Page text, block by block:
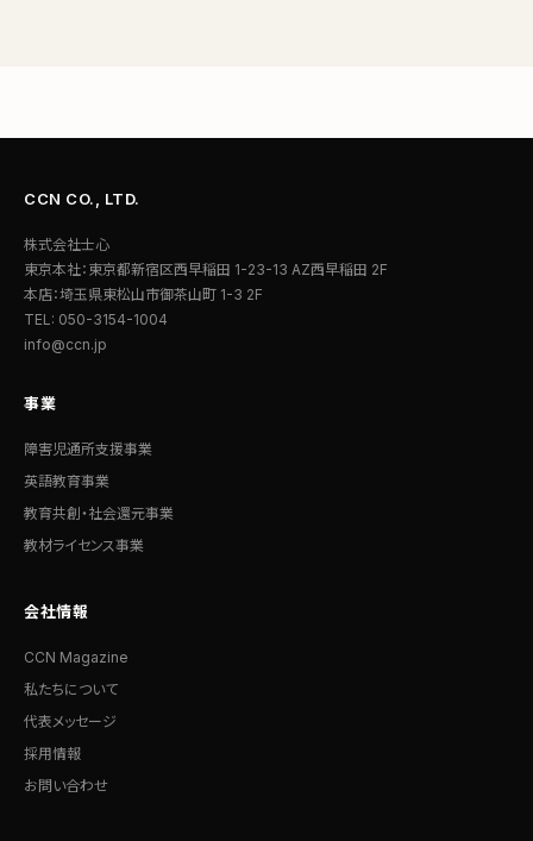
CCN CO., LTD.
株式会社士心
東京本社：東京都新宿区西早稲田 1-23-13 AZ西早稲田 2F
本店：埼玉県東松山市御茶山町 1-3 2F
TEL: 050-3154-1004
info@ccn.jp
事業
障害児通所支援事業
英語教育事業
教育共創・社会還元事業
教材ライセンス事業
会社情報
CCN Magazine
私たちについて
代表メッセージ
採用情報
お問い合わせ